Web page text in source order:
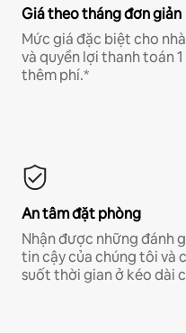
Giá theo tháng đơn giản
Mức giá đặc biệt cho
và quyền lợi thanh toán
thêm phí.*
An tâm đặt phòng
Nhận được những đánh
tin cậy của chúng tôi và
suốt thời gian ở kéo dài